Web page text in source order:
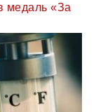
медаль «За